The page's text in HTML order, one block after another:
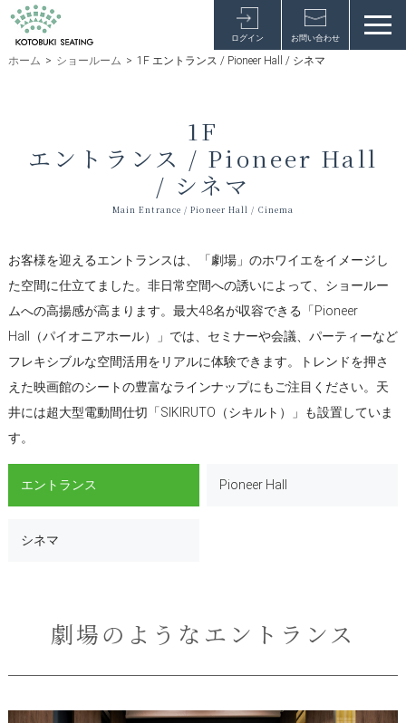
ログイン お問い合わせ
ホーム > ショールーム > 1F エントランス / Pioneer Hall / シネマ
1F
エントランス / Pioneer Hall
/ シネマ
Main Entrance / Pioneer Hall / Cinema
お客様を迎えるエントランスは、「劇場」のホワイエをイメージし
た空間に仕立てました。非日常空間への誘いによって、ショールー
ムへの高揚感が高まります。最大48名が収容できる「Pioneer
Hall（パイオニアホール）」では、セミナーや会議、パーティーなど
フレキシブルな空間活用をリアルに体験できます。トレンドを押さ
えた映画館のシートの豊富なラインナップにもご注目ください。天
井には超大型電動間仕切「SIKIRUTO（シキルト）」も設置していま
す。
エントランス Pioneer Hall
シネマ
劇場のようなエントランス